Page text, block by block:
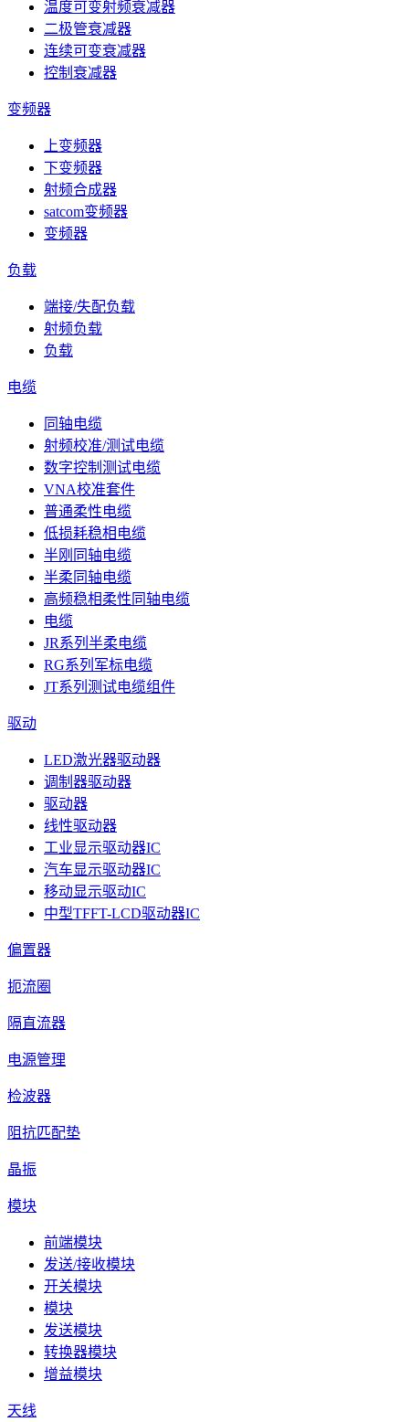
温度可变射频衰减器
二极管衰减器
连续可变衰减器
控制衰减器
变频器
上变频器
下变频器
射频合成器
satcom变频器
变频器
负载
端接/失配负载
射频负载
负载
电缆
同轴电缆
射频校准/测试电缆
数字控制测试电缆
VNA校准套件
普通柔性电缆
低损耗稳相电缆
半刚同轴电缆
半柔同轴电缆
高频稳相柔性同轴电缆
电缆
JR系列半柔电缆
RG系列军标电缆
JT系列测试电缆组件
驱动
LED激光器驱动器
调制器驱动器
驱动器
线性驱动器
工业显示驱动器IC
汽车显示驱动器IC
移动显示驱动IC
中型TFFT-LCD驱动器IC
偏置器
扼流圈
隔直流器
电源管理
检波器
阻抗匹配垫
晶振
模块
前端模块
发送/接收模块
开关模块
模块
发送模块
转换器模块
增益模块
天线